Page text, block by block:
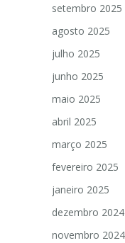
setembro 2025
agosto 2025
julho 2025
junho 2025
maio 2025
abril 2025
março 2025
fevereiro 2025
janeiro 2025
dezembro 2024
novembro 2024